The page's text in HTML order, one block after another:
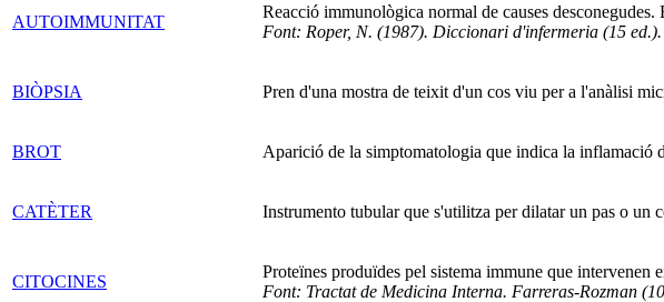
AUTOIMMUNITAT
Reacció immunològica normal de causes
Font: Roper, N. (1987). Diccionari d'infermeria (15
BIÒPSIA Pren d'una mostra de teixit d'un cos viu per a l'anàlisi
BROT Aparició de la simptomatologia que indica la inflamació
CATÈTER Instrumento tubular que s'utilitza per dilatar un pas o un
CITOCINES
Proteïnes produïdes pel sistema immune que intervenen
Font: Tractat de Medicina Interna. Farreras-Rozman